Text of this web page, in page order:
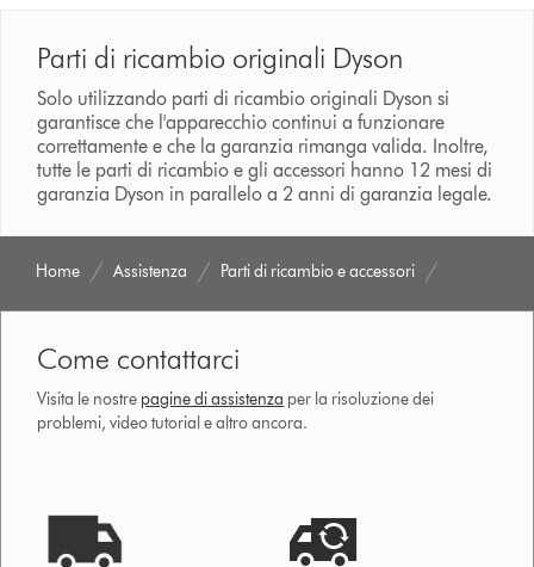
Parti di ricambio originali Dyson
Solo utilizzando parti di ricambio originali Dyson si
garantisce che l'apparecchio continui a funzionare
correttamente e che la garanzia rimanga valida. Inoltre,
tutte le parti di ricambio e gli accessori hanno 12 mesi di
garanzia Dyson in parallelo a 2 anni di garanzia legale.
Home Assistenza Parti di ricambio e accessori
Come contattarci
Visita le nostre pagine di assistenza per la risoluzione dei
problemi, video tutorial e altro ancora.